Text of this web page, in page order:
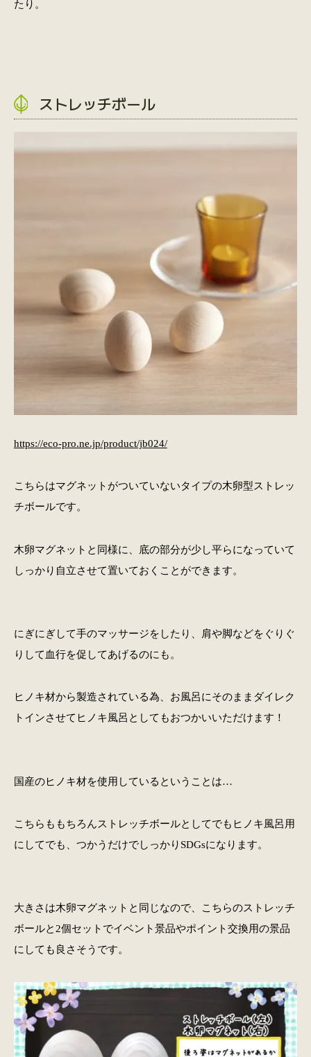
たり。
ストレッチボール
https://eco-pro.ne.jp/product/jb024/
こちらはマグネットがついていないタイプの木卵型ストレッ
チボールです。
木卵マグネットと同様に、底の部分が少し平らになっていて
しっかり自立させて置いておくことができます。
にぎにぎして手のマッサージをしたり、肩や脚などをぐりぐ
りして血行を促してあげるのにも。
ヒノキ材から製造されている為、お風呂にそのままダイレク
トインさせてヒノキ風呂としてもおつかいいただけます！
国産のヒノキ材を使用しているということは…
こちらももちろんストレッチボールとしてでもヒノキ風呂用
にしてでも、つかうだけでしっかりSDGsになります。
大きさは木卵マグネットと同じなので、こちらのストレッチ
ボールと2個セットでイベント景品やポイント交換用の景品
にしても良さそうです。